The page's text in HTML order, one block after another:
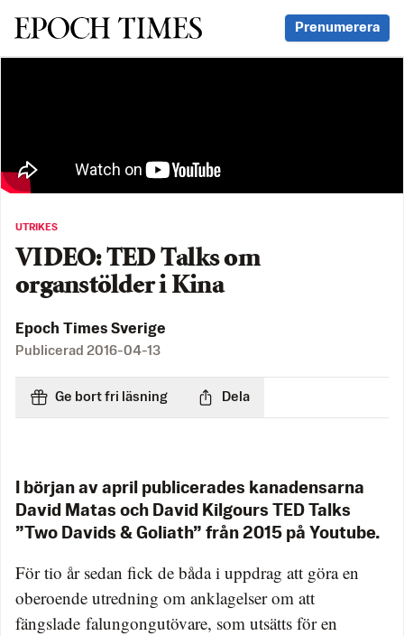
Svenska Epoch Times Prenumerera
UTRIKES
VIDEO: TED Talks om
organstölder i Kina
Epoch Times Sverige
Publicerad 2016-04-13
Ge bort fri läsning Dela
I början av april publicerades kanadensarna
David Matas och David Kilgours TED Talks
”Two Davids & Goliath” från 2015 på Youtube.
För tio år sedan fick de båda i uppdrag att göra en
oberoende utredning om anklagelser om att
fängslade falungongutövare, som utsätts för en